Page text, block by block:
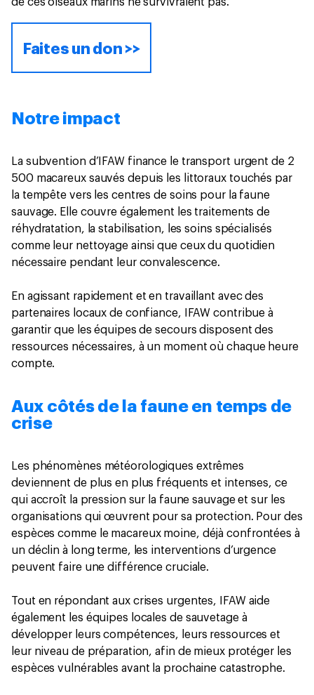
Faites un don >>
Notre impact
La subvention d’IFAW finance le transport urgent de 2
500 macareux sauvés depuis les littoraux touchés par
la tempête vers les centres de soins pour la faune
sauvage. Elle couvre également les traitements de
réhydratation, la stabilisation, les soins spécialisés
comme leur nettoyage ainsi que ceux du quotidien
nécessaire pendant leur convalescence.
En agissant rapidement et en travaillant avec des
partenaires locaux de confiance, IFAW contribue à
garantir que les équipes de secours disposent des
ressources nécessaires, à un moment où chaque heure
compte.
Aux côtés de la faune en temps de
crise
Les phénomènes météorologiques extrêmes
deviennent de plus en plus fréquents et intenses, ce
qui accroît la pression sur la faune sauvage et sur les
organisations qui œuvrent pour sa protection. Pour des
espèces comme le macareux moine, déjà confrontées à
un déclin à long terme, les interventions d’urgence
peuvent faire une différence cruciale.
Tout en répondant aux crises urgentes, IFAW aide
également les équipes locales de sauvetage à
développer leurs compétences, leurs ressources et
leur niveau de préparation, afin de mieux protéger les
espèces vulnérables avant la prochaine catastrophe.